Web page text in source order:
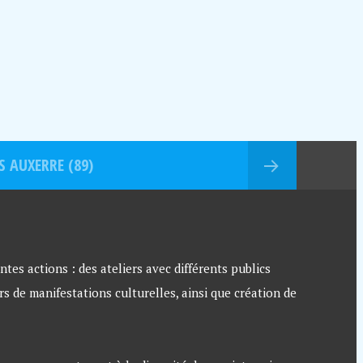
AUXERRE (89)
actions : des ateliers avec différents publics
de manifestations culturelles, ainsi que création de